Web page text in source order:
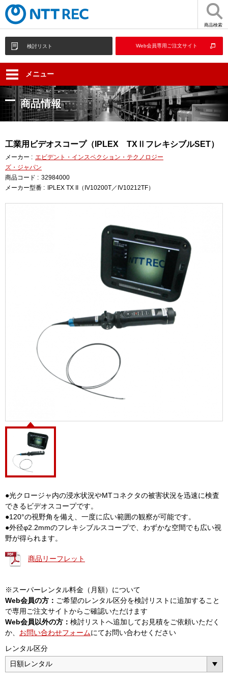
商品検索
検討リスト Web会員専用ご注文サイト
メニュー
商品情報
工業用ビデオスコープ（IPLEX TXⅡフレキシブルSET）
メーカー : エビデント・インスペクション・テクノロジー
ズ・ジャパン
商品コード : 32984000
メーカー型番 :
IPLEX TX II（IV10200T／IV10212TF）
●光クロージャ内の浸水状況やMTコネクタの被害状況を迅速に検査
できるビデオスコープです。
●120°の視野角を備え、一度に広い範囲の観察が可能です。
●外径φ2.2mmのフレキシブルスコープで、わずかな空間でも広い視
野が得られます。
商品リーフレット
※スーパーレンタル料金（月額）について
Web会員の方： ご希望のレンタル区分を検討リストに追加すること
で専用ご注文サイトからご確認いただけます
Web会員以外の方： 検討リストへ追加してお見積をご依頼いただく
か、 お問い合わせフォームにてお問い合わせください
レンタル区分